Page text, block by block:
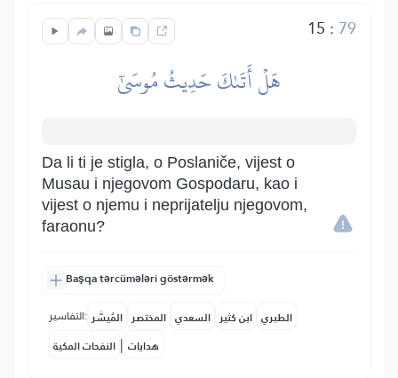
15 : 79
هَلۡ أَتَىٰكَ حَدِيثُ مُوسَىٰٓ
Da li ti je stigla, o Poslaniče, vijest o
Musau i njegovom Gospodaru, kao i
vijest o njemu i neprijatelju njegovom,
faraonu?
Başqa tərcümələri göstərmək
التفاسير: المُيسَّر المختصر السعدي ابن كثير الطبري
النفحات المكية | هدايات